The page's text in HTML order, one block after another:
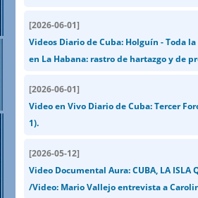
[2026-06-01]
Videos Diario de Cuba: Holguín - Toda
en La Habana: rastro de hartazgo y de
[2026-06-01]
Video en Vivo Diario de Cuba: Tercer
1).
[2026-05-12]
Video Documental Aura: CUBA, LA ISLA
/Video: Mario Vallejo entrevista a